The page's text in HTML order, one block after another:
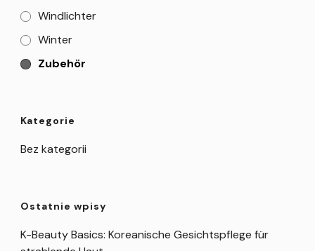
Windlichter
Winter
Zubehör
Kategorie
Bez kategorii
Ostatnie wpisy
K-Beauty Basics: Koreanische Gesichtspflege für